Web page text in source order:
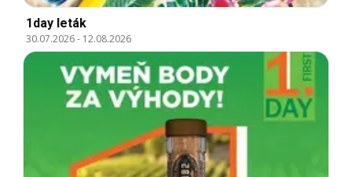
1day leták
30.07.2026- 12.08.2026